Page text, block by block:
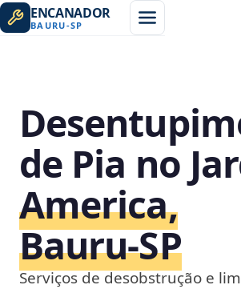
ENCANADOR
BAURU-SP
de Pia no
America,
Bauru‑SP
Serviços de desobstrução e